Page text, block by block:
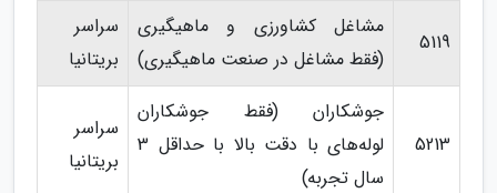
5119
مشاغل کشاورزی و ماهیگیری
(فقط مشاغل در صنعت ماهیگیری)
سراسر
بریتانیا
5213
جوشکاران (فقط جوشکاران
لوله‌های با دقت بالا با حداقل 3
سال تجربه)
سراسر
بریتانیا